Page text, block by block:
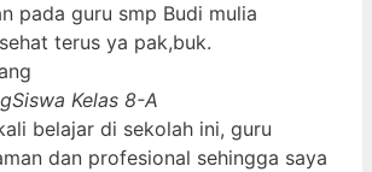
pada guru smp Budi mulia
terus ya pak,buk.
Siswa Kelas 8-A
belajar di sekolah ini, guru
dan profesional sehingga saya